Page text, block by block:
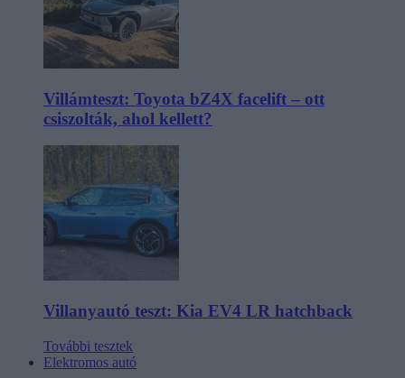
Villámteszt: Toyota bZ4X facelift – ott
csiszolták, ahol kellett?
Villanyautó teszt: Kia EV4 LR hatchback
További tesztek
Elektromos autó